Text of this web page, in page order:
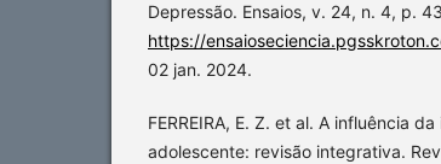
Depressão. Ensaios, v. 24, n. 4, p.
https://
02 jan. 2024.
FERREIRA, E. Z. et al. A influência
adolescente: revisão integrativa.